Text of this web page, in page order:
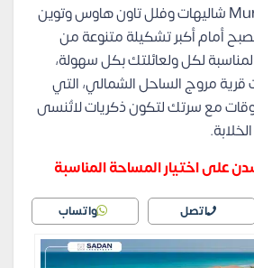
ضم Muroj sidi henish شاليهات وفلل تاون هاوس وتوين
أمام أكبر تشكيلة متنوعة من
لكل ولعائلتك بكل سهولة،
مروج الساحل الشمالي، التي
مع سرتك لتكون ذكريات لاتُنسى
على اختيار المساحة المناسبة
اتصل واتساب